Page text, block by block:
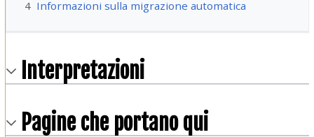
4 Informazioni sulla migrazione automatica
Interpretazioni
Pagine che portano qui